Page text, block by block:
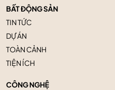
BẤT ĐỘNG SẢN
TIN TỨC
DỰ ÁN
TOÀN CẢNH
TIỆN ÍCH
CÔNG NGHỆ